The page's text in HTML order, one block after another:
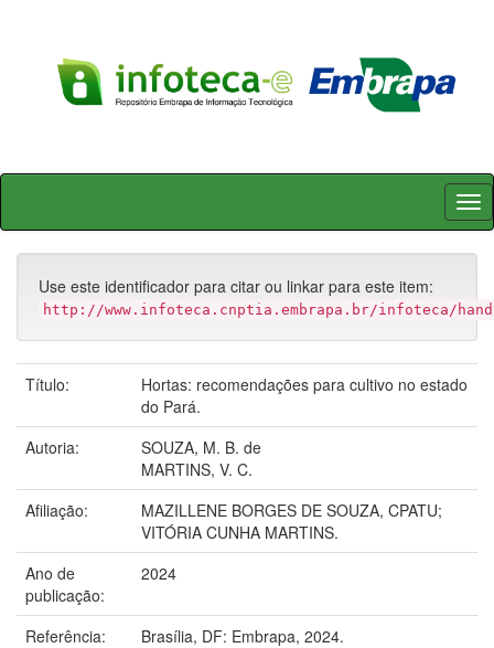
Skip
Use este identificador para citar ou linkar para este item:
http://www.infoteca.cnptia.embrapa.br/infoteca/
Título:
Hortas: recomendações para cultivo no estado
do Pará.
Autoria:
SOUZA, M. B. de
MARTINS, V. C.
Afiliação:
MAZILLENE BORGES DE SOUZA, CPATU;
VITÓRIA CUNHA MARTINS.
Ano de
publicação:
2024
Referência:
Brasília, DF: Embrapa, 2024.